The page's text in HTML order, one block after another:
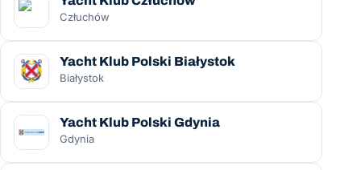
Człuchów
Yacht Klub Polski Białystok
Białystok
Yacht Klub Polski Gdynia
Gdynia